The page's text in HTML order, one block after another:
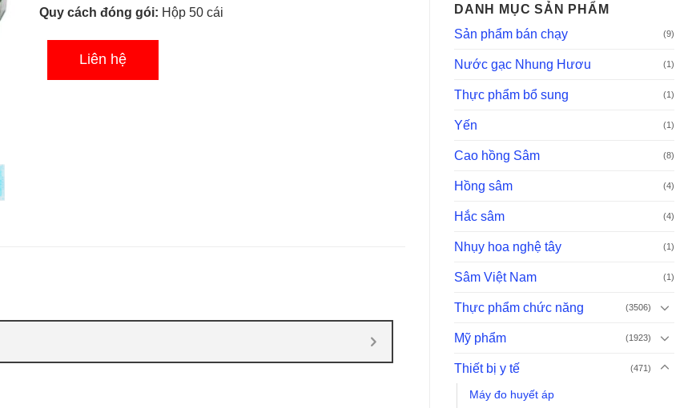
DANH MỤC SẢN PHẨM
Sản phẩm bán chạy
(9)
Nước gạc Nhung Hươu (1)
Thực phẩm bổ sung (1)
Yến (1)
Cao hồng Sâm (8)
Hồng sâm (4)
Hắc sâm (4)
Nhụy hoa nghệ tây (1)
Sâm Việt Nam (1)
Thực phẩm chức năng (3506)
Mỹ phẩm (1923)
Thiết bị y tế (471)
Máy đo huyết áp
Quy cách đóng gói: Hộp 50 cái
Liên hệ